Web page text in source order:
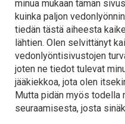
minua mukaan tämän
kuinka paljon
tiedän tästä aiheesta
lähtien. Olen selvittänyt
vedonlyöntisivustojen
joten ne tiedot tulevat
jääkiekkoa, jota olen
Mutta pidän myös todella
seuraamisesta, josta